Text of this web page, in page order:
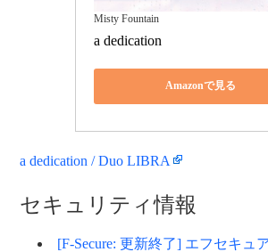
Misty Fountain
a dedication
Amazonで見る
a dedication / Duo LIBRA
セキュリティ情報
[F-Secure: 更新終了] エフセキュ